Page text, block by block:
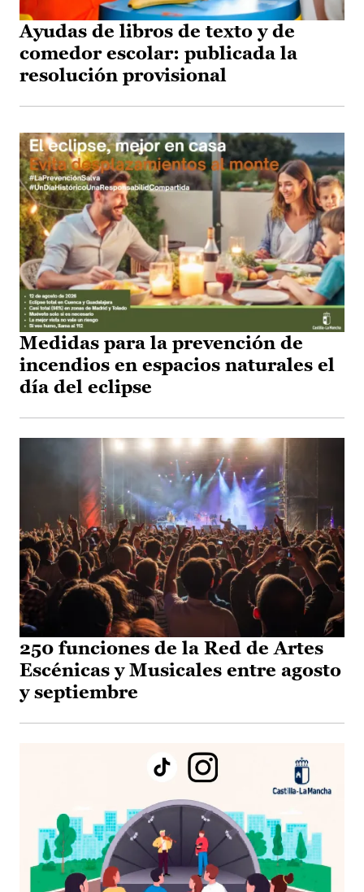
Ayudas de libros de texto y de
comedor escolar: publicada la
resolución provisional
Medidas para la prevención de
incendios en espacios naturales el
día del eclipse
250 funciones de la Red de Artes
Escénicas y Musicales entre agosto
y septiembre